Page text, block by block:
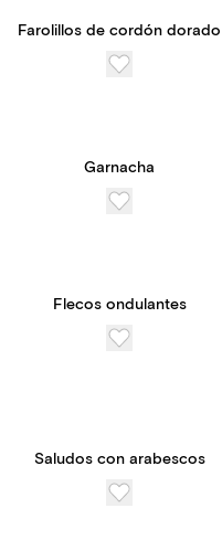
Farolillos de cordón dorado
Garnacha
Flecos ondulantes
Saludos con arabescos